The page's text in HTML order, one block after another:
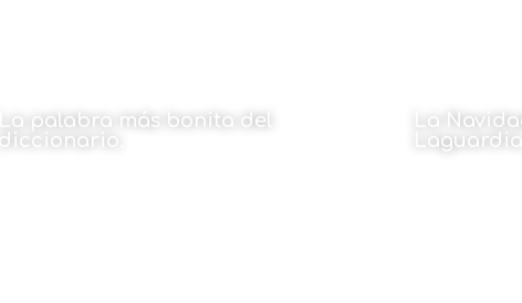
La palabra más bonita del
diccionario.
La
Laguardia